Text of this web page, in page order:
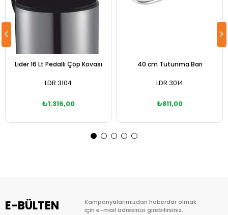
Lider 16 Lt Pedallı Çöp Kovası
LDR.3104
₺1.316,00
40 cm Tutunma Barı
LDR.3014
₺811,00
E-BÜLTEN
Kampanyalarımızdan haberdar olmak
için e-mail adresinizi girebilirsiniz.